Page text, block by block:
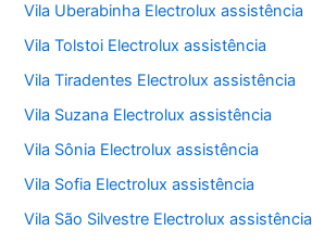
Vila Uberabinha Electrolux assistência
Vila Tolstoi Electrolux assistência
Vila Tiradentes Electrolux assistência
Vila Suzana Electrolux assistência
Vila Sônia Electrolux assistência
Vila Sofia Electrolux assistência
Vila São Silvestre Electrolux assistência